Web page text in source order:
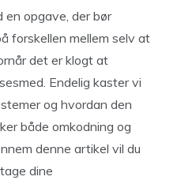
en opgave, der bør
forskellen mellem selv at
det er klogt at
Endelig kaster vi
og hvordan den
både omkodning og
denne artikel vil du
dine